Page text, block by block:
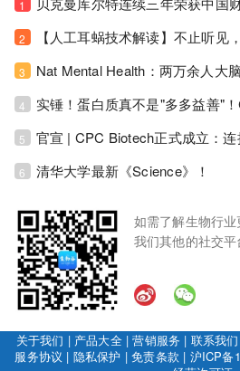
1
2
3
4
5
6 清华大学最新《Science》！
如需了解生物行
我们其他的社交平
关于我们 | 产品大全|营销服务 | 联系我们
服务协议 | 隐私保护 |免责条款 | 沪ICP备